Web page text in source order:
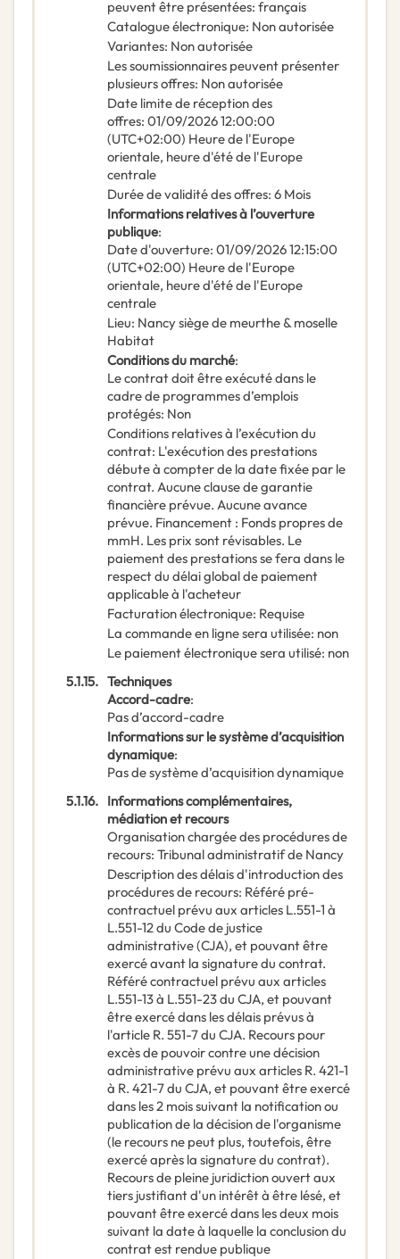
peuvent être présentées: français
Catalogue électronique: Non autorisée
Variantes: Non autorisée
Les soumissionnaires peuvent présenter
plusieurs offres: Non autorisée
Date limite de réception des
offres: 01/09/202612:00:00
(UTC+02:00) Heure de l'Europe
orientale, heure d'été de l'Europe
centrale
Durée de validité des offres: 6 Mois
Informations relatives à l’ouverture
publique:
Date d'ouverture: 01/09/202612:15:00
(UTC+02:00) Heure de l'Europe
orientale, heure d'été de l'Europe
centrale
Lieu: Nancy siège de meurthe & moselle
Habitat
Conditions du marché:
Le contrat doit être exécuté dans le
cadre de programmes d’emplois
protégés: Non
Conditions relatives à l’exécution du
contrat: L'exécution des prestations
débute à compter de la date fixée par le
contrat. Aucune clause de garantie
financière prévue. Aucune avance
prévue. Financement : Fonds propres de
mmH. Les prix sont révisables. Le
paiement des prestations se fera dans le
respect du délai global de paiement
applicable à l'acheteur
Facturation électronique: Requise
La commande en ligne sera utilisée: non
Le paiement électronique sera utilisé: non
5.1.15. Techniques
Accord-cadre:
Pas d’accord-cadre
Informations sur le système d’acquisition
dynamique:
Pas de système d’acquisition dynamique
5.1.16. Informations complémentaires,
médiation et recours
Organisation chargée des procédures de
recours: Tribunal administratif de Nancy
Description des délais d'introduction des
procédures de recours: Référé pré-
contractuel prévu aux articles L.551-1 à
L.551-12 du Code de justice
administrative (CJA), et pouvant être
exercé avant la signature du contrat.
Référé contractuel prévu aux articles
L.551-13 à L.551-23 du CJA, et pouvant
être exercé dans les délais prévus à
l'article R. 551-7 du CJA. Recours pour
excès de pouvoir contre une décision
administrative prévu aux articles R. 421-1
à R. 421-7 du CJA, et pouvant être exercé
dans les 2 mois suivant la notification ou
publication de la décision de l'organisme
(le recours ne peut plus, toutefois, être
exercé après la signature du contrat).
Recours de pleine juridiction ouvert aux
tiers justifiant d'un intérêt à être lésé, et
pouvant être exercé dans les deux mois
suivant la date à laquelle la conclusion du
contrat est rendue publique